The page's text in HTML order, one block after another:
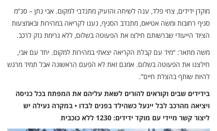
מוקדן ידידים, צחי פלד, ענה לשיחה והזעיק מתנדבי למקום. אבי נתן – סג”מ
סניף רחובות ומשה אטיאס, מתנדב הסניף, נענו לקריאה במהירות ובאמצעות
הציוד הייעודי שברשותם חילצו את הפעוטה בשלום, ללא גרימת נזק לרכב.
משה מתאר: “מיד עם קבלת הקריאה יצאתי במהירות למקום. יחד עם אבי,
חילצנו את הפעוטה בשלום. אמנם זאת לא הפעם הראשונה אבל תמיד מרגש
להיות שותף בהצלת חיים”.
בידידים שבים וקוראים להורים לשאת עליהם את המפתח בכל כניסה
ויציאה מהרכב לבל יינעל כשהילד בפנים לבדו • במקרה נעילה יש
ליצור קשר מיידי עם מוקד ידידים: 1230 ללא כוכבית